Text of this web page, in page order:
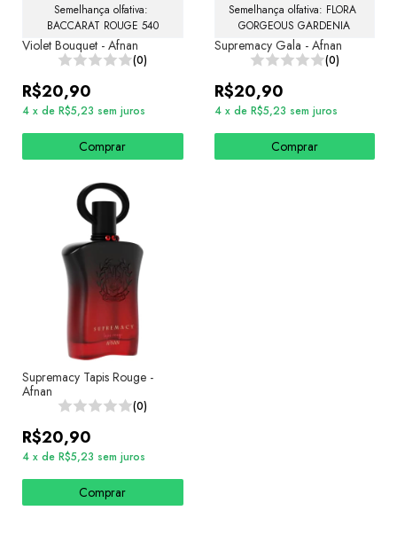
Semelhança olfativa:
BACCARAT ROUGE 540
Violet Bouquet - Afnan
(0)
R$20,90
4 x de R$5,23 sem juros
Comprar
Semelhança olfativa: FLORA
GORGEOUS GARDENIA
Supremacy Gala - Afnan
(0)
R$20,90
4 x de R$5,23 sem juros
Comprar
Supremacy Tapis Rouge -
Afnan
(0)
R$20,90
4 x de R$5,23 sem juros
Comprar